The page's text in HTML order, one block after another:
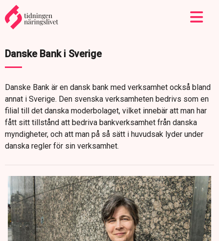
Danske Bank i Sverige
Danske Bank är en dansk bank med verksamhet också bland
annat i Sverige. Den svenska verksamheten bedrivs som en
filial till det danska moderbolaget, vilket innebär att man har
fått sitt tillstånd att bedriva bankverksamhet från danska
myndigheter, och att man på så sätt i huvudsak lyder under
danska regler för sin verksamhet.